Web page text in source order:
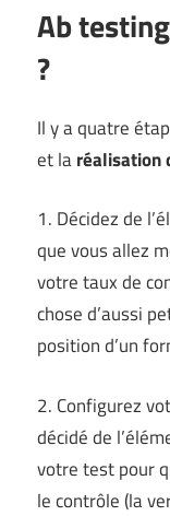
Ab
?
Il y a quatre
et laréalisation
1. Décidez de
que vous allez
votre taux de
chose d’aussi
position d’un
2. Configurez
décidé de
votre test pour
le contrôle (la